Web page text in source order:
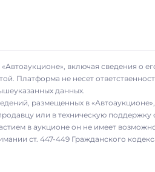
включая сведения о
Платформа не несет
данных.
размещенных в
или в техническую поддержку
в аукционе он не имеет
ст. 447-449 Гражданского